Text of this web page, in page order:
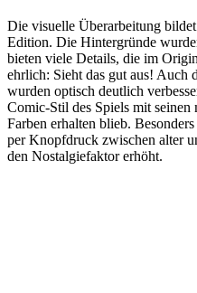
Die visuelle Überarbeitung
Edition. Die Hintergründe
bieten viele Details, die im
ehrlich: Sieht das gut aus! Auch
wurden optisch deutlich
Comic-Stil des Spiels mit
Farben erhalten blieb.
per Knopfdruck zwischen alter
den Nostalgiefaktor erhöht.